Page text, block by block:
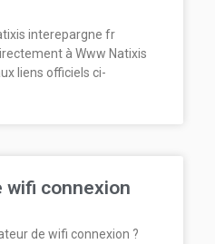
interepargne fr
à Www Natixis
liens officiels ci-
wifi connexion
de wifi connexion ?